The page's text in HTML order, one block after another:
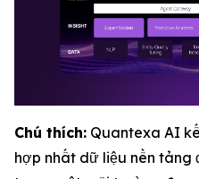
Chú thích: Quantexa AI
hợp nhất dữ liệu nền tảng